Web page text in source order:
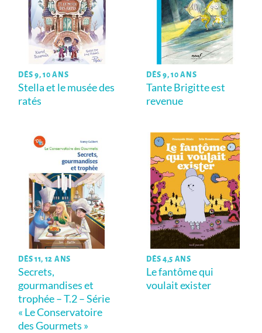
DÈS 9, 10 ANS
Stella et le musée des
ratés
DÈS 9, 10 ANS
Tante Brigitte est
revenue
DÈS 11, 12 ANS
Secrets,
gourmandises et
trophée – T.2 – Série
« Le Conservatoire
des Gourmets »
DÈS 4,5 ANS
Le fantôme qui
voulait exister